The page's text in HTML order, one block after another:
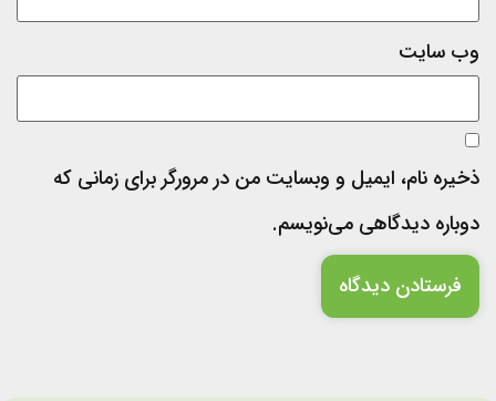
وب‌ سایت
ذخیره نام، ایمیل و وبسایت من در مرورگر برای زمانی که
دوباره دیدگاهی می‌نویسم.